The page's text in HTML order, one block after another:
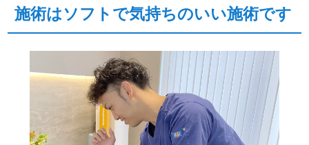
施術はソフトで気持ちのいい施術です